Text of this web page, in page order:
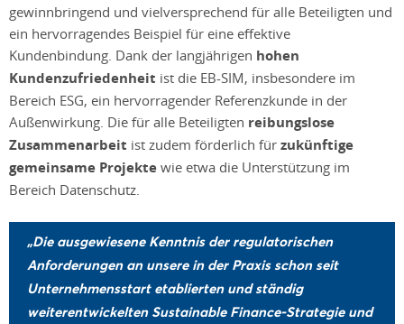
gewinnbringend und vielversprechend für alle Beteiligten und
ein hervorragendes Beispiel für eine effektive
Kundenbindung. Dank der langjährigen hohen
Kundenzufriedenheit ist die EB-SIM, insbesondere im
Bereich ESG, ein hervorragender Referenzkunde in der
Außenwirkung. Die für alle Beteiligten reibungslose
Zusammenarbeit ist zudem förderlich für zukünftige
gemeinsame Projekte wie etwa die Unterstützung im
Bereich Datenschutz.
„Die ausgewiesene Kenntnis der regulatorischen
Anforderungen an unsere in der Praxis schon seit
Unternehmensstart etablierten und ständig
weiterentwickelten Sustainable Finance-Strategie und